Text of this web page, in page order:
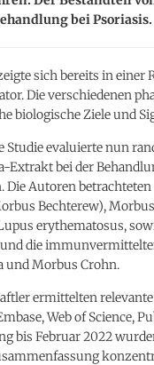
bei Psoriasis.
sich bereits in einer
Die verschiedenen
biologische Ziele und
Studie evaluierte nun
Extrakt bei der
Die Autoren
Bechterew),
erythematosus,
die
und Morbus Crohn.
ermittelten
Web of Science,
bis Februar 2022